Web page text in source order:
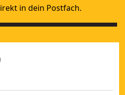
in dein Postfach.